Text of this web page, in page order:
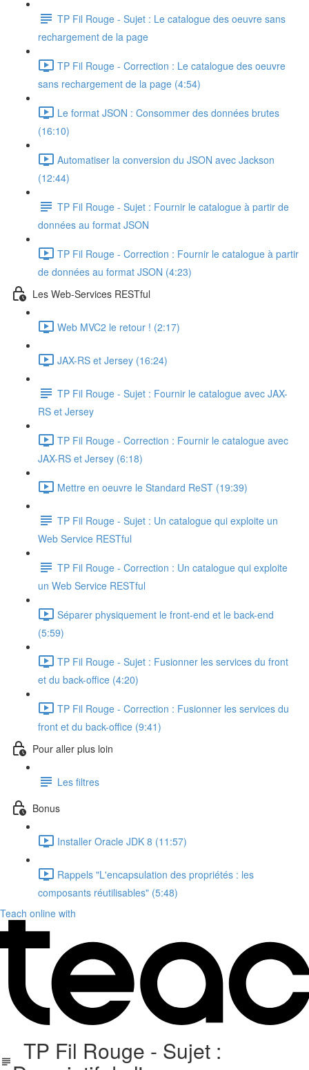
TP Fil Rouge - Sujet : Le catalogue des oeuvre sans
rechargement de la page
TP Fil Rouge - Correction : Le catalogue des oeuvre
sans rechargement de la page (4:54)
Le format JSON : Consommer des données brutes
(16:10)
Automatiser la conversion du JSON avec Jackson
(12:44)
TP Fil Rouge - Sujet : Fournir le catalogue à partir de
données au format JSON
TP Fil Rouge - Correction : Fournir le catalogue à partir
de données au format JSON (4:23)
Les Web-Services RESTful
Web MVC2 le retour ! (2:17)
JAX-RS et Jersey (16:24)
TP Fil Rouge - Sujet : Fournir le catalogue avec JAX-
RS et Jersey
TP Fil Rouge - Correction : Fournir le catalogue avec
JAX-RS et Jersey (6:18)
Mettre en oeuvre le Standard ReST (19:39)
TP Fil Rouge - Sujet : Un catalogue qui exploite un
Web Service RESTful
TP Fil Rouge - Correction : Un catalogue qui exploite
un Web Service RESTful
Séparer physiquement le front-end et le back-end
(5:59)
TP Fil Rouge - Sujet : Fusionner les services du front
et du back-office (4:20)
TP Fil Rouge - Correction : Fusionner les services du
front et du back-office (9:41)
Pour aller plus loin
Les filtres
Bonus
Installer Oracle JDK 8 (11:57)
Rappels "L'encapsulation des propriétés : les
composants réutilisables" (5:48)
Teach online with
TP Fil Rouge - Sujet :